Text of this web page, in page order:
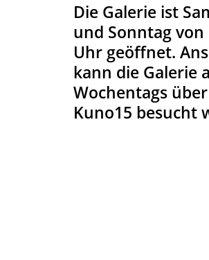
Die Galerie ist
und Sonntag von
Uhr geöffnet.
kann die Galerie
Wochentags
Kuno15 besucht